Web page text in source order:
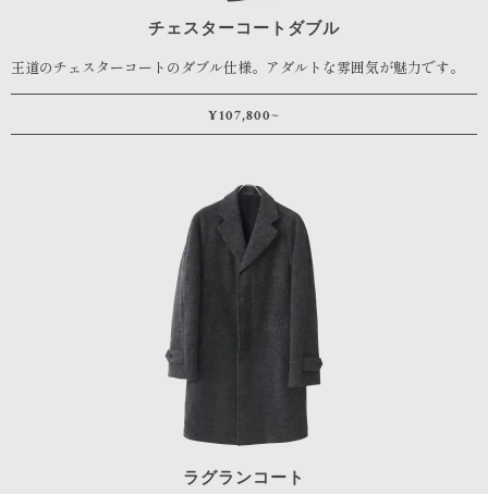
チェスターコートダブル
王道のチェスターコートのダブル仕様。アダルトな雰囲気が魅力です。
¥107,800~
ラグランコート